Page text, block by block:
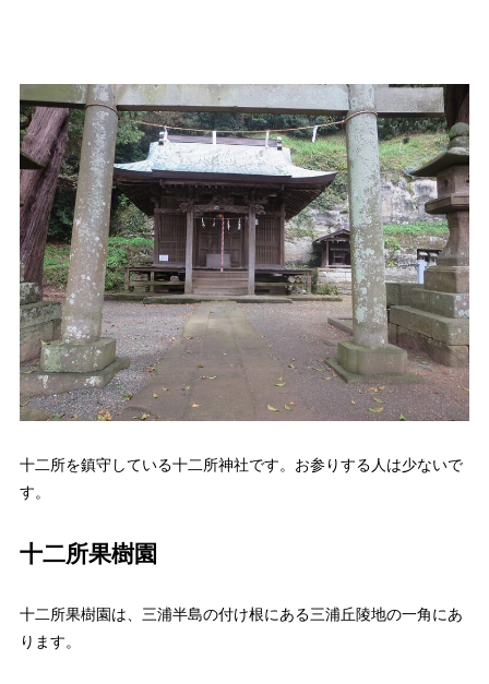
十二所を鎮守している十二所神社です。お参りする人は少ないで
す。
十二所果樹園
十二所果樹園は、三浦半島の付け根にある三浦丘陵地の一角にあ
ります。